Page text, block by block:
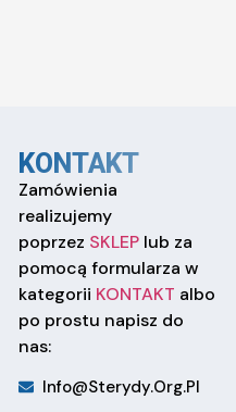
KONTAKT
Zamówienia
realizujemy
poprzez SKLEPlub za
pomocą formularza w
kategorii KONTAKT albo
po prostu napisz do
nas:
Info@sterydy.org.pl